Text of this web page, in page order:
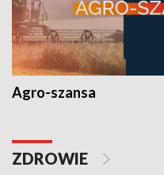
Agro-szansa
ZDROWIE